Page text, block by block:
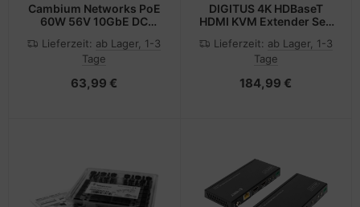
Cambium Networks PoE
60W 56V 10GbE DC
Lieferzeit: ab Lager, 1-3
Tage
63,99 €
DIGITUS 4K HDBaseT
HDMI KVM Extender Set,
Lieferzeit: ab Lager, 1-3
Tage
184,99 €